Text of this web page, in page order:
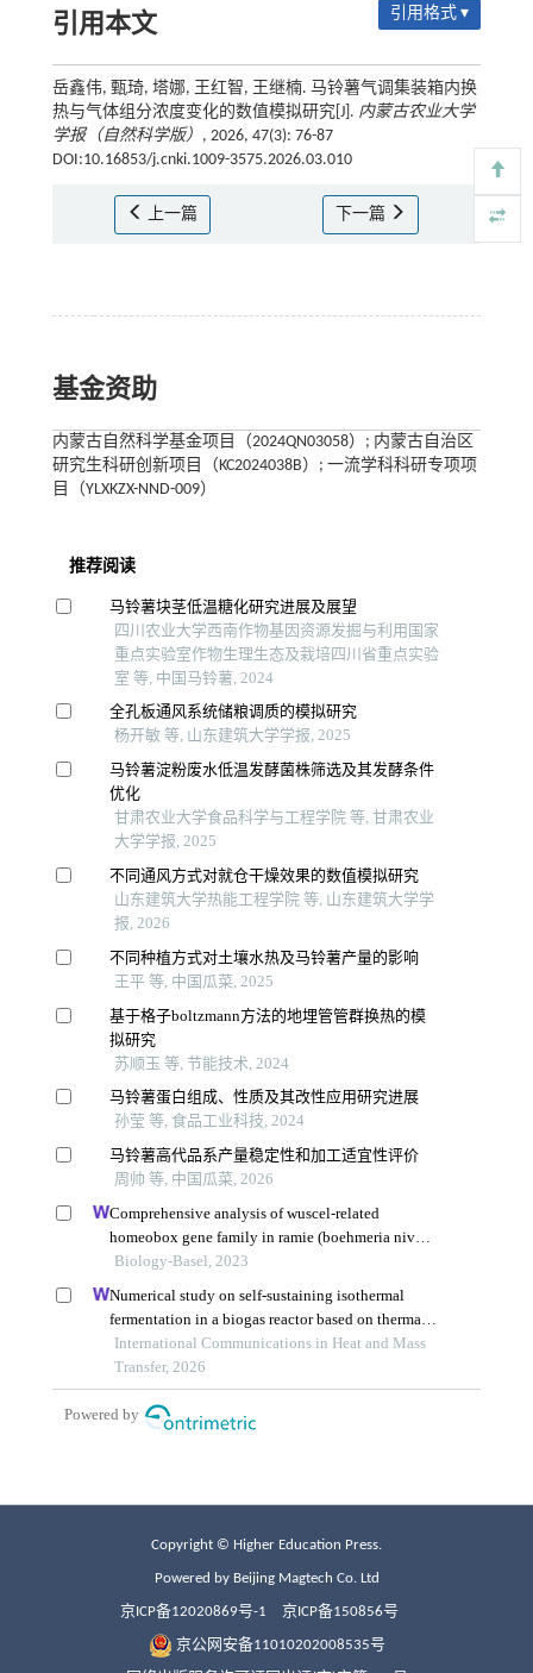
引用本文 引用格式 ▾
岳鑫伟, 甄琦, 塔娜, 王红智, 王继楠. 马铃薯气调集装箱内换
热与气体组分浓度变化的数值模拟研究[J]. 内蒙古农业大学
学报（自然科学版） , 2026, 47(3): 76-87
DOI:10.16853/j.cnki.1009-3575.2026.03.010
上一篇 下一篇
基金资助
内蒙古自然科学基金项目（2024QN03058）; 内蒙古自治区
研究生科研创新项目（KC2024038B）; 一流学科科研专项项
目（YLXKZX-NND-009）
Copyright © Higher Education Press.
Powered by Beijing Magtech Co. Ltd
京ICP备12020869号-1 京ICP备150856号
京公网安备11010202008535号